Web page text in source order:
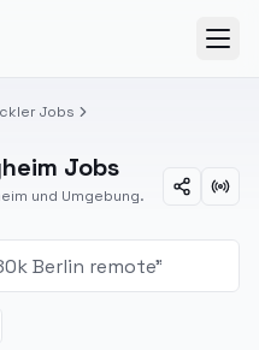
Jobs
Jobs
und Umgebung.